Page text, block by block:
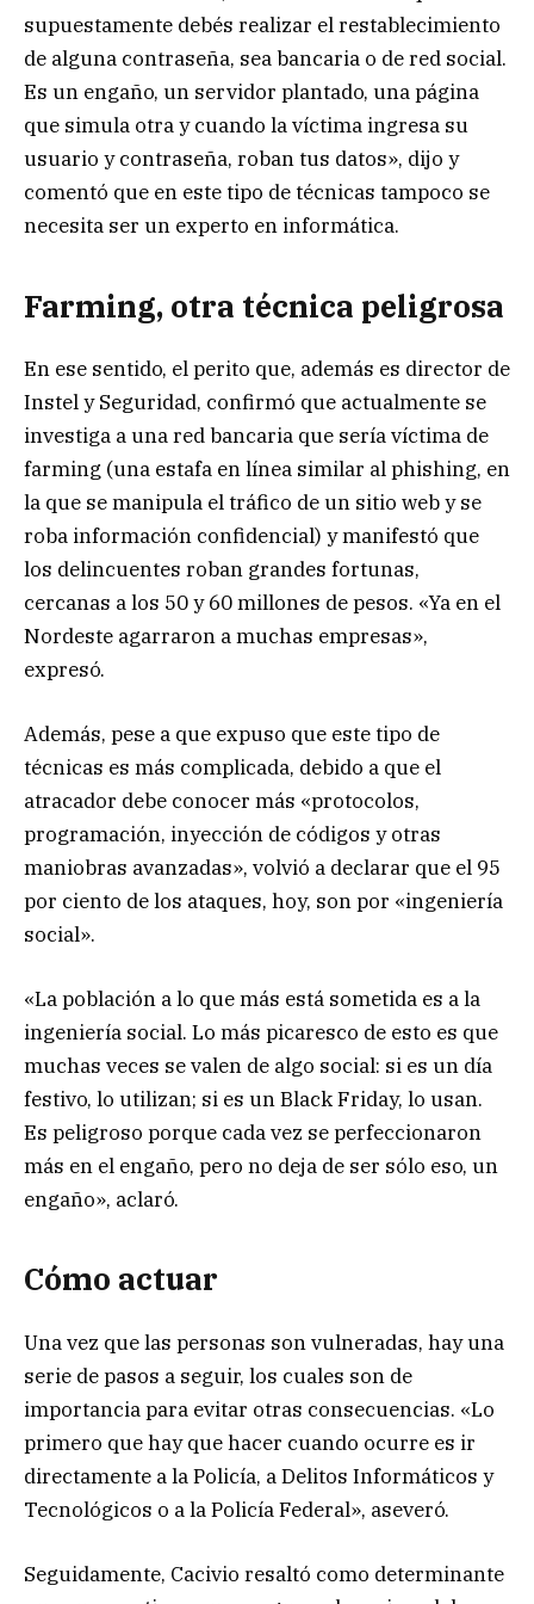
supuestamente debés realizar el restablecimiento
de alguna contraseña, sea bancaria o de red social.
Es un engaño, un servidor plantado, una página
que simula otra y cuando la víctima ingresa su
usuario y contraseña, roban tus datos», dijo y
comentó que en este tipo de técnicas tampoco se
necesita ser un experto en informática.
Farming, otra técnica peligrosa
En ese sentido, el perito que, además es director de
Instel y Seguridad, confirmó que actualmente se
investiga a una red bancaria que sería víctima de
farming (una estafa en línea similar al phishing, en
la que se manipula el tráfico de un sitio web y se
roba información confidencial) y manifestó que
los delincuentes roban grandes fortunas,
cercanas a los 50 y 60 millones de pesos. «Ya en el
Nordeste agarraron a muchas empresas»,
expresó.
Además, pese a que expuso que este tipo de
técnicas es más complicada, debido a que el
atracador debe conocer más «protocolos,
programación, inyección de códigos y otras
maniobras avanzadas», volvió a declarar que el 95
por ciento de los ataques, hoy, son por «ingeniería
social».
«La población a lo que más está sometida es a la
ingeniería social. Lo más picaresco de esto es que
muchas veces se valen de algo social: si es un día
festivo, lo utilizan; si es un Black Friday, lo usan.
Es peligroso porque cada vez se perfeccionaron
más en el engaño, pero no deja de ser sólo eso, un
engaño», aclaró.
Cómo actuar
Una vez que las personas son vulneradas, hay una
serie de pasos a seguir, los cuales son de
importancia para evitar otras consecuencias. «Lo
primero que hay que hacer cuando ocurre es ir
directamente a la Policía, a Delitos Informáticos y
Tecnológicos o a la Policía Federal», aseveró.
Seguidamente, Cacivio resaltó como determinante